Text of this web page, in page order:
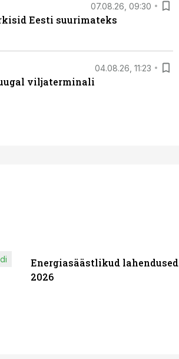
07.08.26, 09:30
Eesti suurimateks
04.08.26, 11:23
viljaterminali
Energiasäästlikud lahendused
2026